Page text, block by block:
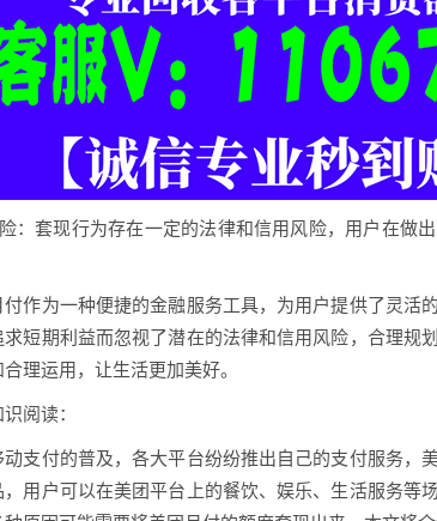
：套现行为存在一定的法律和信用风险，用户在做
付作为一种便捷的金融服务工具，为用户提供了灵活
求短期利益而忽视了潜在的法律和信用风险，合理规
理运用，让生活更加美好。
阅读：
动支付的普及，各大平台纷纷推出自己的支付服务，
，用户可以在美团平台上的餐饮、娱乐、生活服务等